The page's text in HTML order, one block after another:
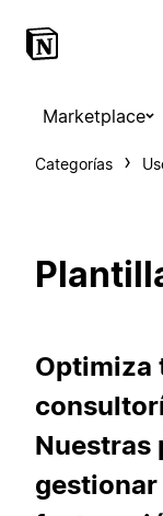
Marketplace
Categorías
Optimiza
Nuestras